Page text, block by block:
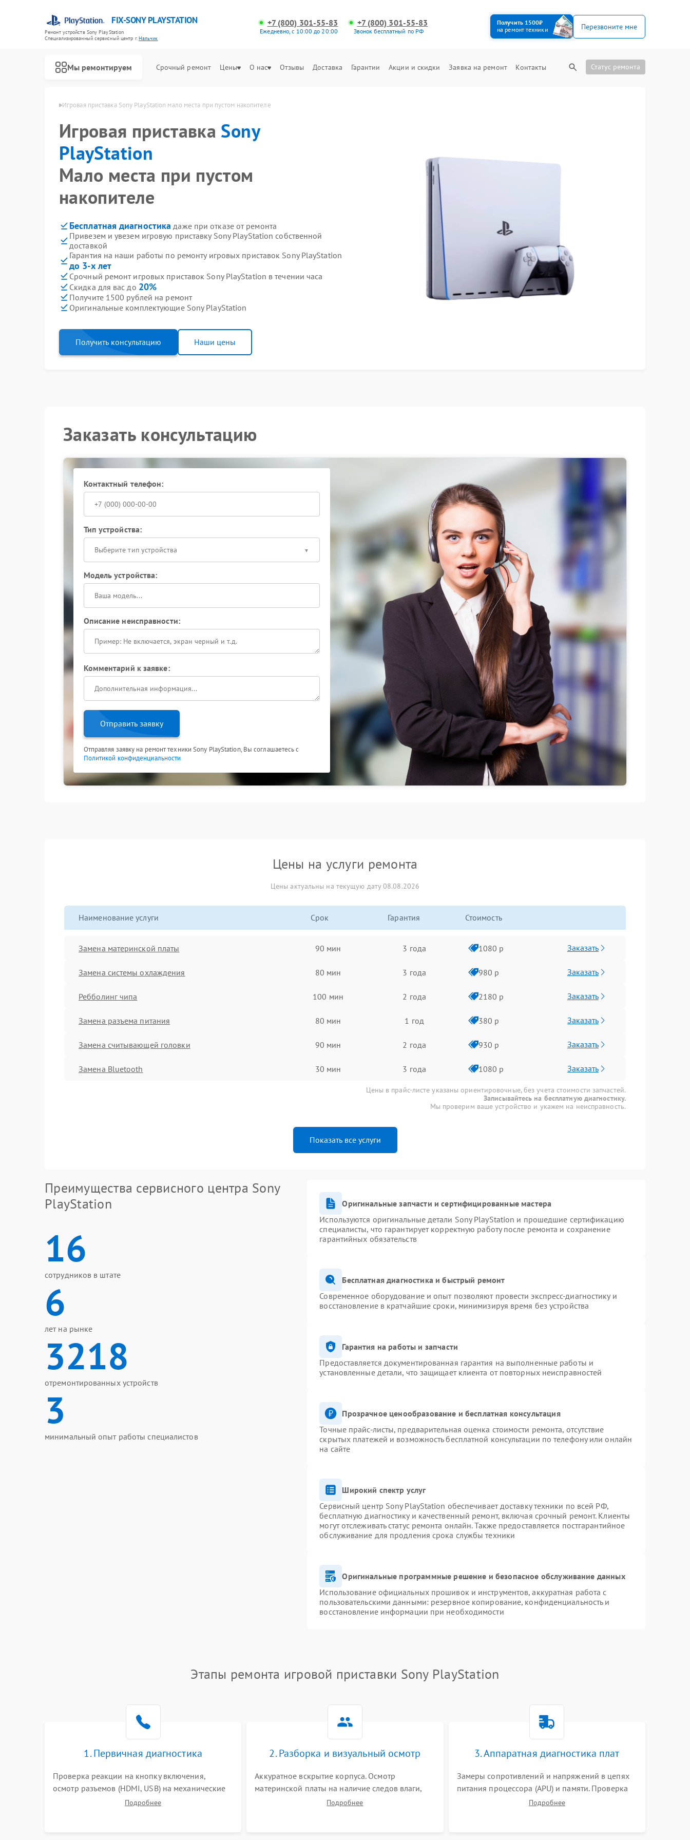
FIX-SONY PLAYSTATION
Ремонт устройств Sony PlayStation
Специализированный cервисный центр г.Нальчик
+7 (800) 301-55-83
Ежедневно, с 10:00 до 20:00
+7 (800) 301-55-83
Звонок бесплатный по РФ
Получить 1500₽
на ремонт техники
Перезвоните мне
Мы ремонтируем Срочный ремонт Цены О нас Отзывы Доставка Гарантии Акции и скидки Заявка на ремонт Контакты Статус ремонта
Игровая приставка Sony PlayStation мало места при пустом накопителе
Игровая приставка Sony
PlayStation
Мало места при пустом
накопителе
Бесплатная диагностика даже при отказе от ремонта
Привезем и увезем игровую приставку Sony PlayStation собственной
доставкой
Гарантия на наши работы по ремонту игровых приставок Sony PlayStation
до 3-х лет
Срочный ремонт игровых приставок Sony PlayStation в течении часа
Скидка для вас до 20%
Получите 1500 рублей на ремонт
Оригинальные комплектующие Sony PlayStation
Получить консультацию Наши цены
Заказать консультацию
Контактный телефон:
Тип устройства:
Выберите тип устройства
Модель устройства:
Описание неисправности:
Комментарий к заявке:
Отправить заявку
Отправляя заявку на ремонт техники Sony PlayStation, Вы соглашаетесь с
Политикой конфиденциальности
Цены на услуги ремонта
Цены актуальны на текущую дату 08.08.2026
Наименование услуги Срок Гарантия Стоимость
Замена материнской платы 90 мин 3 года 1080 р Заказать
Замена системы охлаждения 80 мин 3 года 980 р Заказать
Ребболинг чипа 100 мин 2 года 2180 р Заказать
Замена разъема питания 80 мин 1 год 380 р Заказать
Замена считывающей головки 90 мин 2 года 930 р Заказать
Замена Bluetooth 30 мин 3 года 1080 р Заказать
Цены в прайс-листе указаны ориентировочные, без учета стоимости запчастей.
Записывайтесь на бесплатную диагностику.
Мы проверим ваше устройство и укажем на неисправность.
Показать все услуги
Преимущества сервисного центра Sony
PlayStation
16
сотрудников в штате
6
лет на рынке
3218
отремонтированных устройств
3
минимальный опыт работы специалистов
Оригинальные запчасти и сертифицированные мастера
Используются оригинальные детали Sony PlayStation и прошедшие сертификацию
специалисты, что гарантирует корректную работу после ремонта и сохранение
гарантийных обязательств
Бесплатная диагностика и быстрый ремонт
Современное оборудование и опыт позволяют провести экспресс-диагностику и
восстановление в кратчайшие сроки, минимизируя время без устройства
Гарантия на работы и запчасти
Предоставляется документированная гарантия на выполненные работы и
установленные детали, что защищает клиента от повторных неисправностей
Прозрачное ценообразование и бесплатная консультация
Точные прайс-листы, предварительная оценка стоимости ремонта, отсутствие
скрытых платежей и возможность бесплатной консультации по телефону или онлайн
на сайте
Широкий спектр услуг
Сервисный центр Sony PlayStation обеспечивает доставку техники по всей РФ,
бесплатную диагностику и качественный ремонт, включая срочный ремонт. Клиенты
могут отслеживать статус ремонта онлайн. Также предоставляется постгарантийное
обслуживание для продления срока службы техники
Оригинальные программные решение и безопасное обслуживание данных
Использование официальных прошивок и инструментов, аккуратная работа с
пользовательскими данными: резервное копирование, конфиденциальность и
восстановление информации при необходимости
Этапы ремонта игровой приставки Sony PlayStation
1. Первичная диагностика
Проверка реакции на кнопку включения,
осмотр разъемов (HDMI, USB) на механические
повреждения. Оценка кодов ошибок на экране
Подробнее
2. Разборка и визуальный осмотр
Аккуратное вскрытие корпуса. Осмотр
материнской платы на наличие следов влаги,
коррозии, прогаров и поврежденных
Подробнее
3. Аппаратная диагностика плат
Замеры сопротивлений и напряжений в цепях
питания процессора (APU) и памяти. Проверка
HDMI-контроллера, микросхем флеш-памяти и
Подробнее